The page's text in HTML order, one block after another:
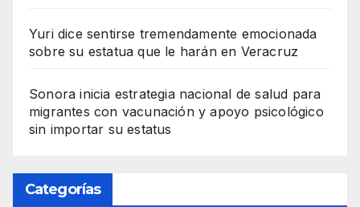
Yuri dice sentirse tremendamente emocionada
sobre su estatua que le harán en Veracruz
Sonora inicia estrategia nacional de salud para
migrantes con vacunación y apoyo psicológico
sin importar su estatus
Categorías